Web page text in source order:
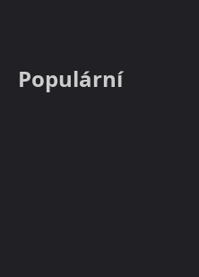
Populární